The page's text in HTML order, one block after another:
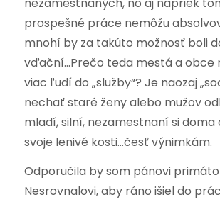
prospešné práce nemôžu
mnohí by za takúto možnosť boli
vďační…Prečo teda mestá a obce
viac ľudí do „služby“? Je naozaj
nechať staré ženy alebo mužov
mladí, silní, nezamestnaní si doma
svoje lenivé kosti…česť výnimkám.
Odporučila by som pánovi
Nesrovnalovi, aby ráno išiel do